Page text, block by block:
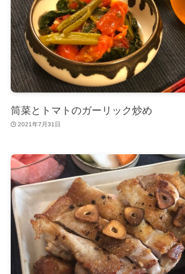
筒菜とトマトのガーリック炒め
2021年7月31日